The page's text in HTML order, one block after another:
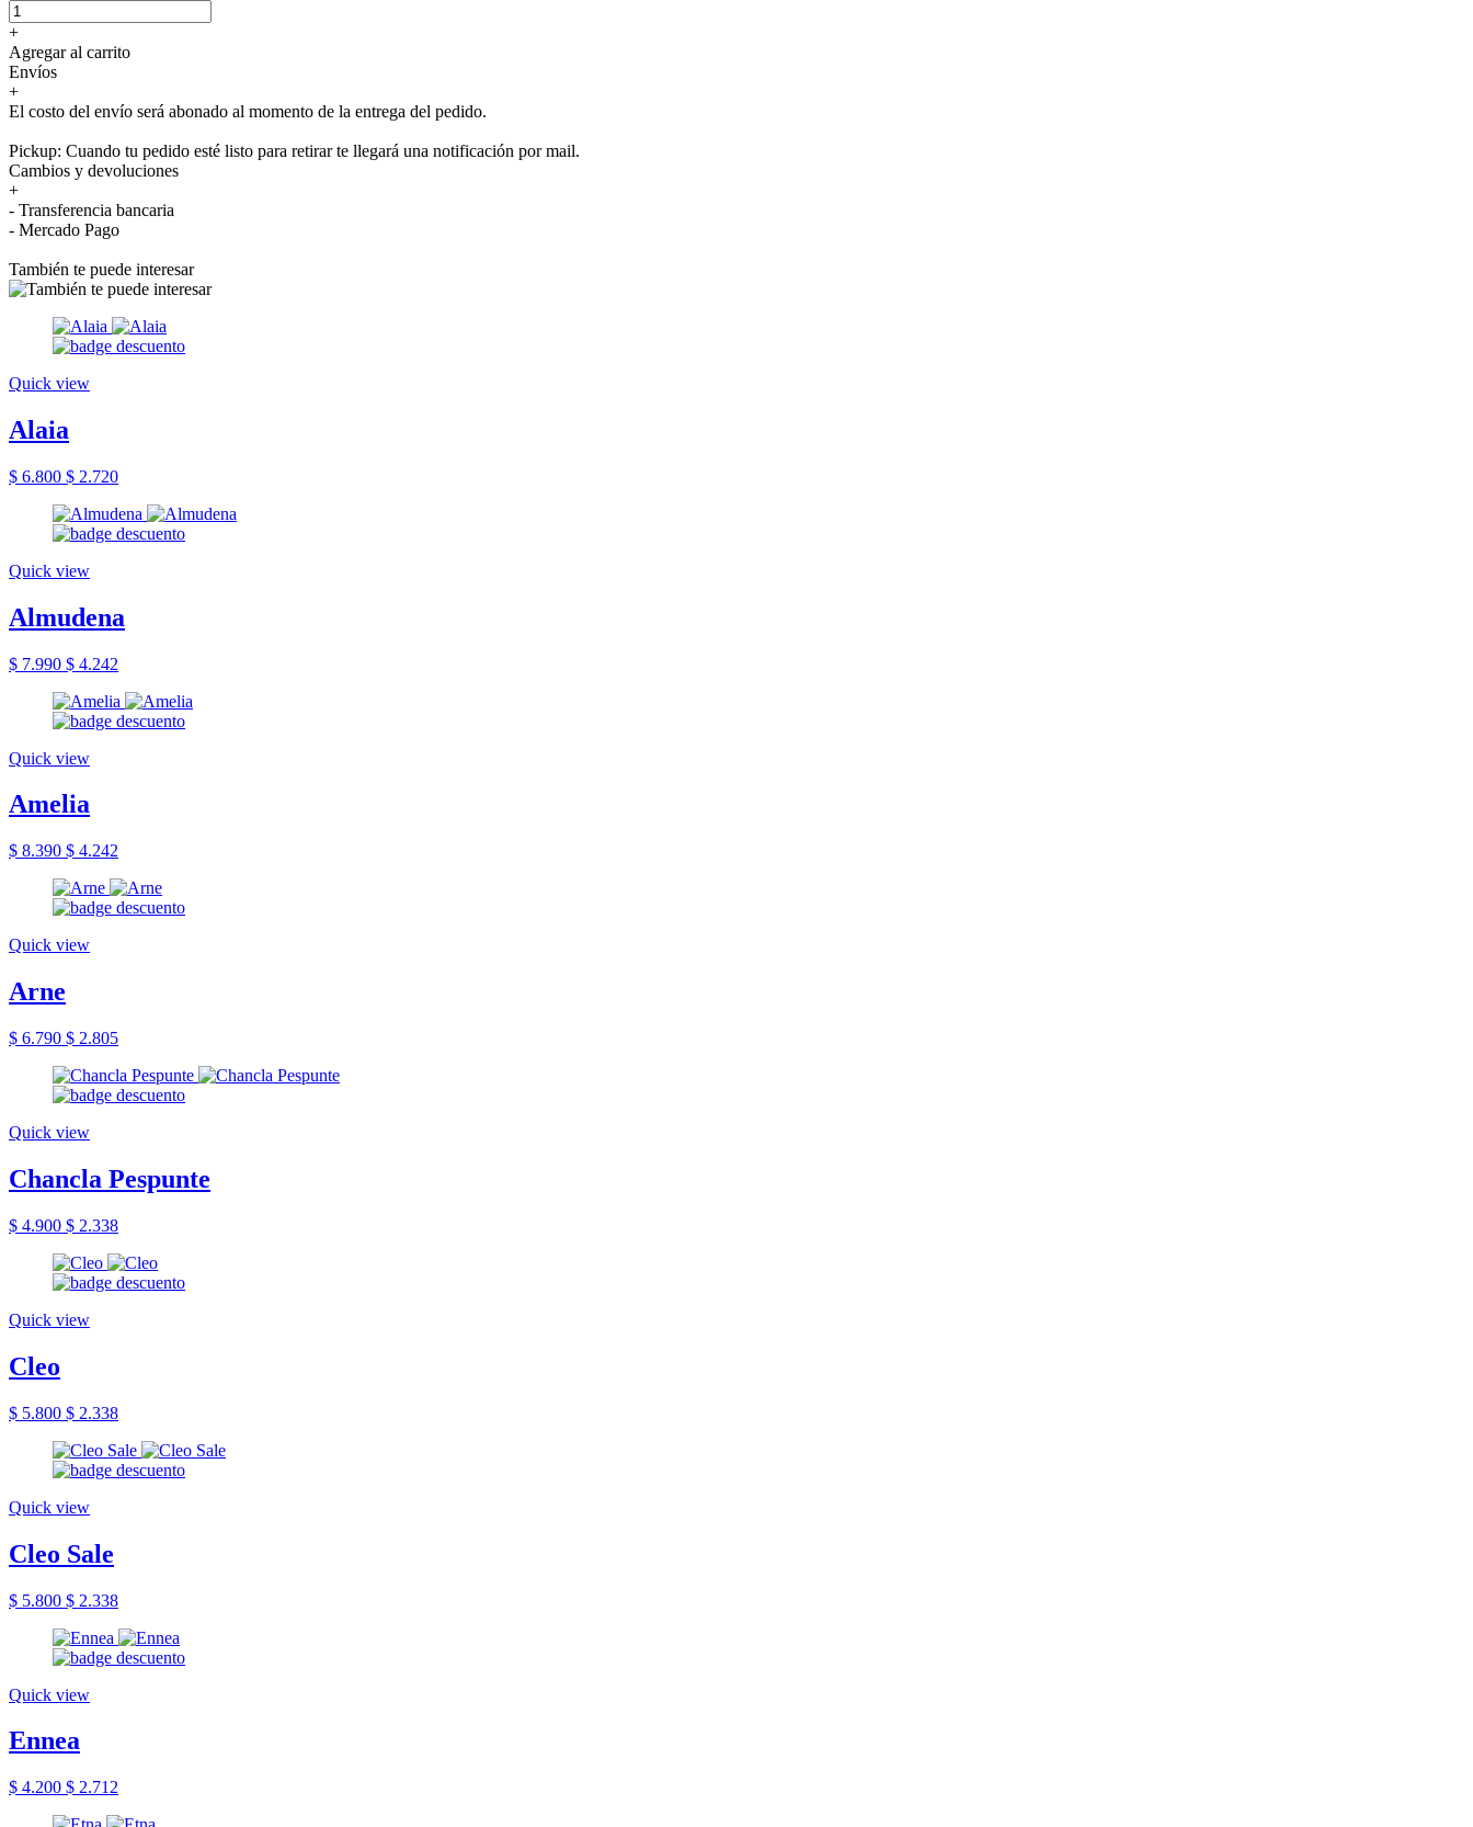
+
Agregar al carrito
Envíos
+
El costo del envío será abonado al momento de la entrega del pedido.
Pickup: Cuando tu pedido esté listo para retirar te llegará una notificación por mail.
Cambios y devoluciones
+
- Transferencia bancaria
- Mercado Pago
También te puede interesar
Quick view
Alaia
$ 6.800 $ 2.720
Quick view
Almudena
$ 7.990 $ 4.242
Quick view
Amelia
$ 8.390 $ 4.242
Quick view
Arne
$ 6.790 $ 2.805
Quick view
Chancla Pespunte
$ 4.900 $ 2.338
Quick view
Cleo
$ 5.800 $ 2.338
Quick view
Cleo Sale
$ 5.800 $ 2.338
Quick view
Ennea
$ 4.200 $ 2.712